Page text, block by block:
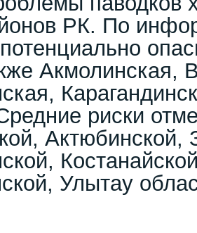
РК. По
Акмолинская,
риски
Актюбинской,
Улытау